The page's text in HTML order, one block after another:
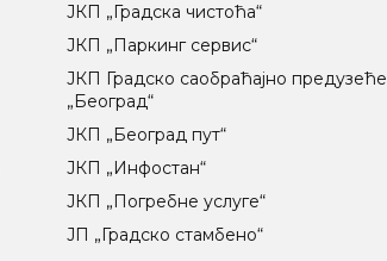
ЈКП „Градска чистоћа“
ЈКП „Паркинг сервис“
ЈКП Градско саобраћајно предузеће
„Београд“
ЈКП „Београд пут“
ЈКП „Инфостан“
ЈКП „Погребне услуге“
ЈП „Градско стамбено“